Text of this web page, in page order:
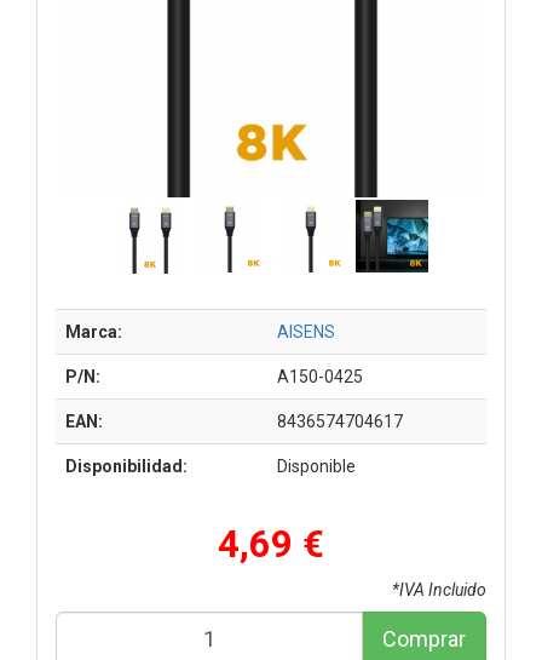
Marca: AISENS
P/N: A150-0425
EAN: 8436574704617
Disponibilidad: Disponible
4,69 €
*IVA Incluido
Comprar